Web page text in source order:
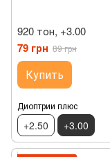
920 тон, +3.00
79 грн 89 грн
Купить
Диоптрии плюс
+2.50 +3.00